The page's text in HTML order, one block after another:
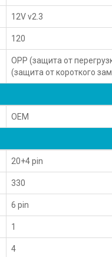
12V v2.3
120
OPP (защита от
(защита от короткого
OEM
20+4 pin
330
6 pin
1
4